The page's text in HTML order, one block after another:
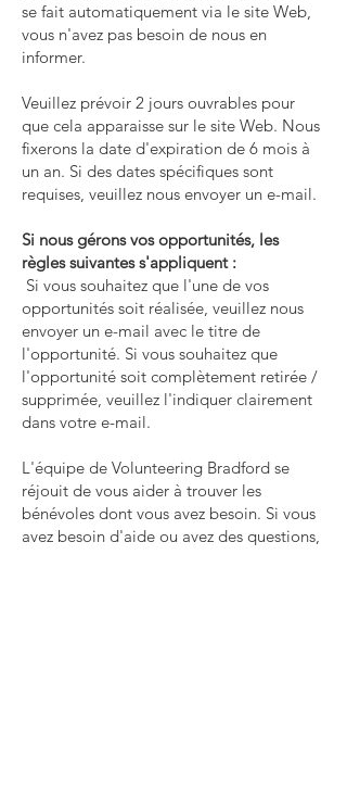
se fait automatiquement via le site Web,
vous n'avez pas besoin de nous en
informer.
Veuillez prévoir 2 jours ouvrables pour
que cela apparaisse sur le site Web. Nous
fixerons la date d'expiration de 6 mois à
un an. Si des dates spécifiques sont
requises, veuillez nous envoyer un e-mail.
Si nous gérons vos opportunités, les
règles suivantes s'appliquent :
Si vous souhaitez que l'une de vos
opportunités soit réalisée, veuillez nous
envoyer un e-mail avec le titre de
l'opportunité. Si vous souhaitez que
l'opportunité soit complètement retirée /
supprimée, veuillez l'indiquer clairement
dans votre e-mail.
L'équipe de Volunteering Bradford se
réjouit de vous aider à trouver les
bénévoles dont vous avez besoin. Si vous
avez besoin d'aide ou avez des questions,